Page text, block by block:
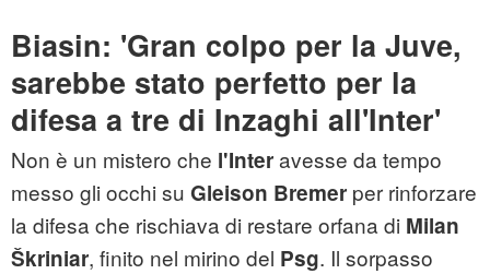
Biasin: 'Gran colpo per la Juve,
sarebbe stato perfetto per la
difesa a tre di Inzaghi all'Inter'
Non è un mistero che l'Interavesse da tempo
messo gli occhi su Gleison Bremer per rinforzare
la difesa che rischiava di restare orfana di Milan
Škriniar, finito nel mirino del Psg. Il sorpasso